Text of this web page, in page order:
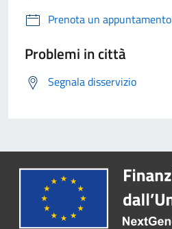
Prenota un appuntamento
Problemi in città
Segnala disservizio